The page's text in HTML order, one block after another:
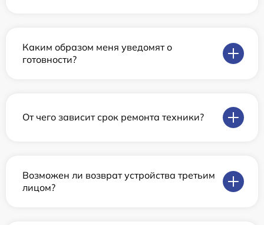
Каким образом меня уведомят о
готовности?
От чего зависит срок ремонта техники?
Возможен ли возврат устройства третьим
лицом?